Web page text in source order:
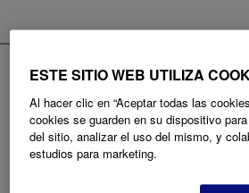
Documentos del
ESTE SITIO WEB UTILIZA
Al hacer clic en “Aceptar todas las
cookies se guarden en su dispositivo
del sitio, analizar el uso del mismo, y
estudios para marketing.